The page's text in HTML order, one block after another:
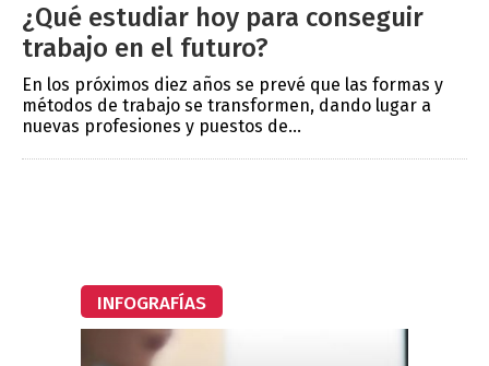
¿Qué estudiar hoy para conseguir
trabajo en el futuro?
En los próximos diez años se prevé que las formas y
métodos de trabajo se transformen, dando lugar a
nuevas profesiones y puestos de...
INFOGRAFÍAS